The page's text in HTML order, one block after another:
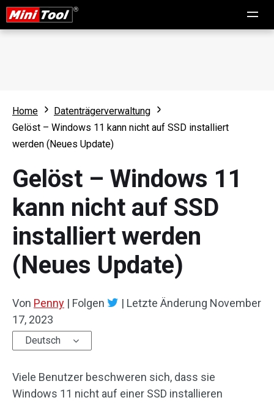
Home
Datenträgerverwaltung
Gelöst – Windows 11 kann nicht auf SSD installiert
werden (Neues Update)
Gelöst – Windows 11
kann nicht auf SSD
installiert werden
(Neues Update)
Von Penny | Folgen | Letzte Änderung November
17, 2023
Deutsch
Viele Benutzer beschweren sich, dass sie
Windows 11 nicht auf einer SSD installieren